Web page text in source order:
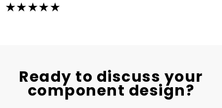
Ready to discuss your
component design?